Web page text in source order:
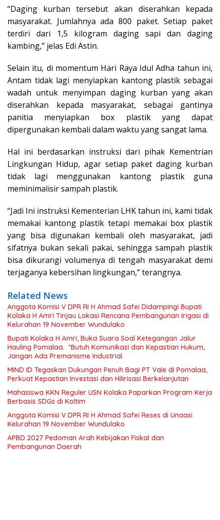
“Daging kurban tersebut akan diserahkan kepada
masyarakat. Jumlahnya ada 800 paket. Setiap paket
terdiri dari 1,5 kilogram daging sapi dan daging
kambing,” jelas Edi Astin.
Selain itu, di momentum Hari Raya Idul Adha tahun ini,
Antam tidak lagi menyiapkan kantong plastik sebagai
wadah untuk menyimpan daging kurban yang akan
diserahkan kepada masyarakat, sebagai gantinya
panitia menyiapkan box plastik yang dapat
dipergunakan kembali dalam waktu yang sangat lama.
Hal ini berdasarkan instruksi dari pihak Kementrian
Lingkungan Hidup, agar setiap paket daging kurban
tidak lagi menggunakan kantong plastik guna
meminimalisir sampah plastik.
“Jadi Ini instruksi Kementerian LHK tahun ini, kami tidak
memakai kantong plastik tetapi memakai box plastik
yang bisa digunakan kembali oleh masyarakat, jadi
sifatnya bukan sekali pakai, sehingga sampah plastik
bisa dikurangi volumenya di tengah masyarakat demi
terjaganya kebersihan lingkungan,” terangnya.
Related News
Anggota Komisi V DPR RI H Ahmad Safei Didampingi Bupati
Kolaka H Amri Tinjau Lokasi Rencana Pembangunan Irigasi di
Kelurahan 19 November Wundulako
Bupati Kolaka H Amri, Buka Suara Soal Ketegangan Jalur
Hauling Pomalaa. *Butuh Komunikasi dan Kepastian Hukum,
Jangan Ada Premanisme Industrial
MIND ID Tegaskan Dukungan Penuh Bagi PT Vale di Pomalaa,
Perkuat Kepastian Investasi dan Hilirisasi Berkelanjutan
Mahasiswa KKN Reguler USN Kolaka Paparkan Program Kerja
Berbasis SDGs di Koltim
Anggota Komisi V DPR RI H Ahmad Safei Reses di Unaasi
Kelurahan 19 November Wundulako
APBD 2027 Pedoman Arah Kebijakan Fiskal dan
Pembangunan Daerah